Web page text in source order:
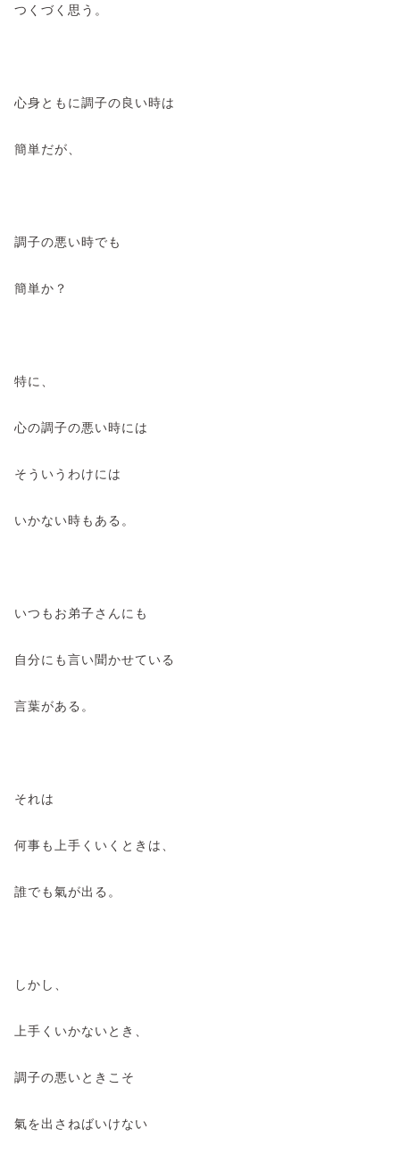
つくづく思う。
心身ともに調子の良い時は
簡単だが、
調子の悪い時でも
簡単か？
特に、
心の調子の悪い時には
そういうわけには
いかない時もある。
いつもお弟子さんにも
自分にも言い聞かせている
言葉がある。
それは
何事も上手くいくときは、
誰でも氣が出る。
しかし、
上手くいかないとき、
調子の悪いときこそ
氣を出さねばいけない